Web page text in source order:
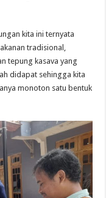
kita ini ternyata
tradisional,
tepung kasava yang
didapat sehingga kita
monoton satu bentuk